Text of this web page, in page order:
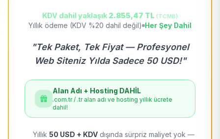
KDV dahil yaklaşık 2.855,47 TL (TCMB)
Yıllık ödeme (KDV %20 dahil değil) Her Şey Dahil
"Tek Paket, Tek Fiyat — Profesyonel
Web Siteniz Yılda Sadece 50 USD!"
Alan Adı + Hosting DAHİL
.com.tr / .tr alan adı ve hosting yıllık ücrete
dahil!
Yıllık 50 USD + KDV dışında sürpriz maliyet yok —